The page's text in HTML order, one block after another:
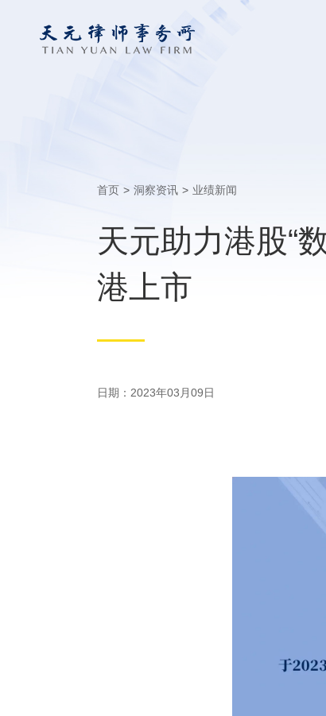
首页 > 洞察资讯 > 业绩新闻
天元助力港股“
港上市
日期：2023年03月09日